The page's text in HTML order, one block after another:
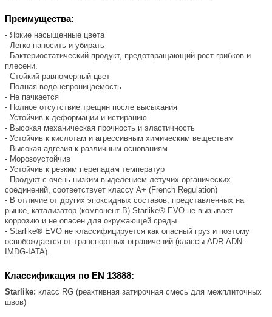
Преимущества:
- Яркие насыщенные цвета
- Легко наносить и убирать
- Бактериостатический продукт, предотвращающий рост грибков и
плесени.
- Стойкий равномерный цвет
- Полная водонепроницаемость
- Не пачкается
- Полное отсутствие трещин после высыхания
- Устойчив к деформации и истиранию
- Высокая механическая прочность и эластичность
- Устойчив к кислотам и агрессивным химическим веществам
- Высокая адгезия к различным основаниям
- Морозоустойчив
- Устойчив к резким перепадам температур
- Продукт с очень низким выделением летучих органических
соединений, соответствует классу А+ (French Regulation)
- В отличие от других эпоксидных составов, представленных на
рынке, катализатор (компонент B) Starlike® EVO не вызывает
коррозию и не опасен для окружающей среды.
- Starlike® EVO не классифицируется как опасный груз и поэтому
освобождается от транспортных ограничений (классы ADR-ADN-
IMDG-IATA).
Классификация по EN 13888:
Starlike: класс RG (реактивная затирочная смесь для межплиточных
швов)